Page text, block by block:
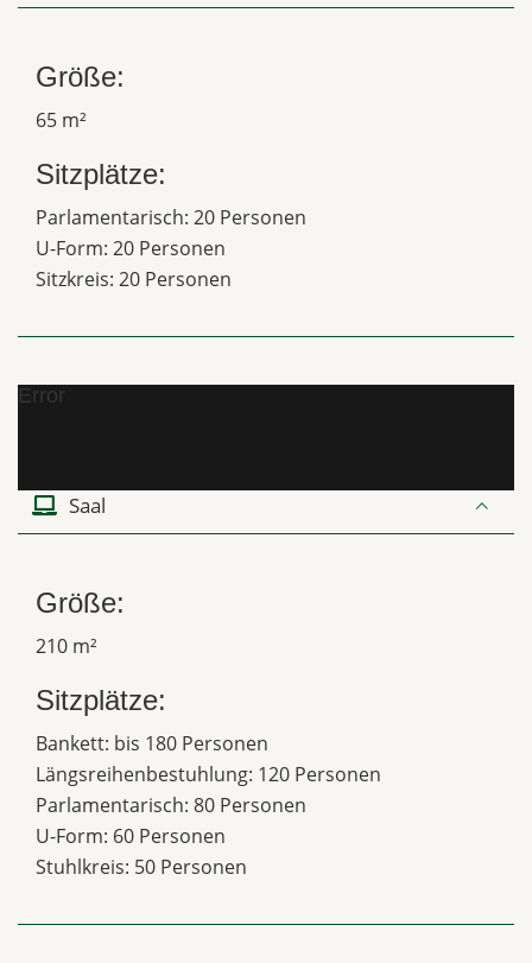
Größe:
65 m²
Sitzplätze:
Parlamentarisch: 20 Personen
U-Form: 20 Personen
Sitzkreis: 20 Personen
Error
Saal
Größe:
210 m²
Sitzplätze:
Bankett: bis 180 Personen
Längsreihenbestuhlung: 120 Personen
Parlamentarisch: 80 Personen
U-Form: 60 Personen
Stuhlkreis: 50 Personen